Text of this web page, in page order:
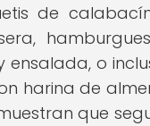
de
o
harina de
que